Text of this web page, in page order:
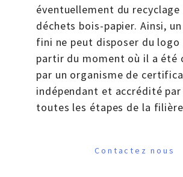
éventuellement du recyclage
déchets bois-papier. Ainsi,
fini ne peut disposer du logo
partir du moment où il a été
par un organisme de
indépendant et accrédité par
toutes les étapes de la filière.
Contactez nous